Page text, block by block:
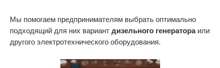
Мы помогаем предпринимателям выбрать оптимально
подходящий для них вариант дизельного генератора или
другого электротехнического оборудования.